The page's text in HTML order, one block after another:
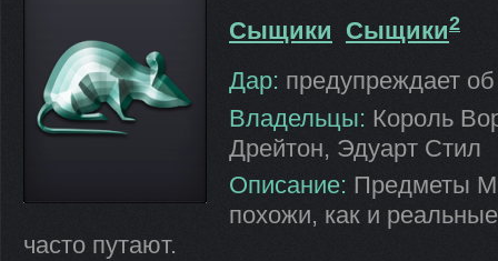
Сыщики Сыщики2
Дар: предупреждает
Владельцы: Король
Дрейтон, Эдуарт Стил
Описание: Предметы
похожи, как и
часто путают.